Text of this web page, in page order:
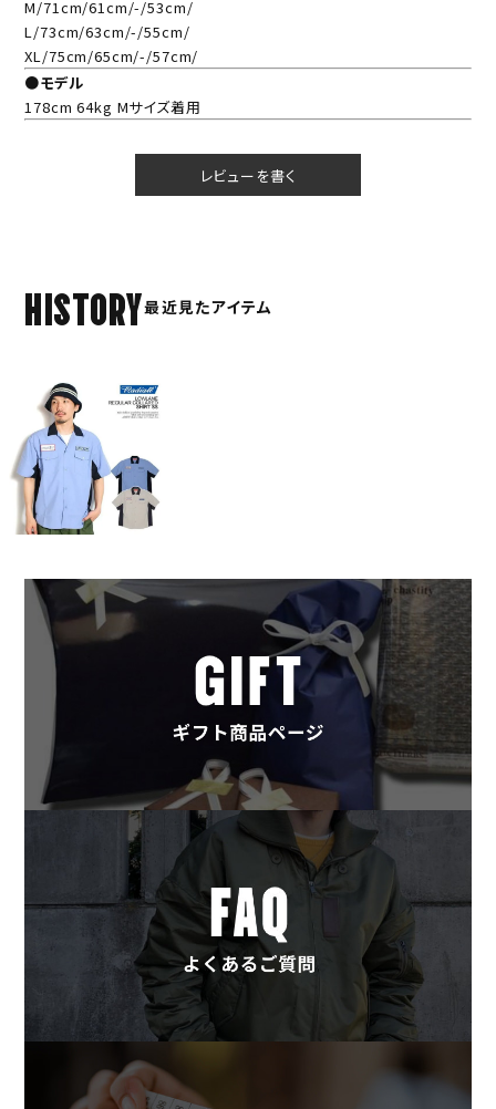
M/71cm/61cm/-/53cm/
L/73cm/63cm/-/55cm/
XL/75cm/65cm/-/57cm/
●モデル
178cm 64kg Mサイズ着用
レビューを書く
HISTORY最近見たアイテム